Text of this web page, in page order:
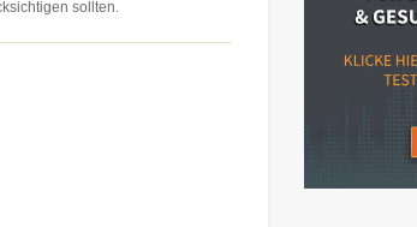
sollten.